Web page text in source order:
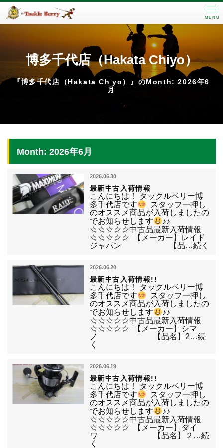
MENU
博多千代店（Hakata Chiyo）
『博多千代店（Hakata Chiyo）』のMonth: 2026年6
月
Month: 2026年6月
2026.06.30
最新中古入荷情報
こんにちは！ タックルベリー博
多千代店です
スタッフ一押し
のオススメ商品が入荷しましたの
でお知らせします
♪♪
☆☆☆☆☆中古品最新入荷情報
☆☆☆☆☆ 【メーカー】レイド
ジャパン 【品…続く
2026.06.20
最新中古入荷情報!!
こんにちは！ タックルベリー博
多千代店です
スタッフ一押し
のオススメ商品が入荷しましたの
でお知らせします
♪♪
☆☆☆☆☆中古品最新入荷情報
☆☆☆☆☆ 【メーカー】シマ
ノ 【品名】2…続
く
2026.06.19
最新中古入荷情報!!
こんにちは！ タックルベリー博
多千代店です
スタッフ一押し
のオススメ商品が入荷しましたの
でお知らせします
♪♪
☆☆☆☆☆中古品最新入荷情報
☆☆☆☆☆ 【メーカー】ダイ
ワ 【品名】２…続
く